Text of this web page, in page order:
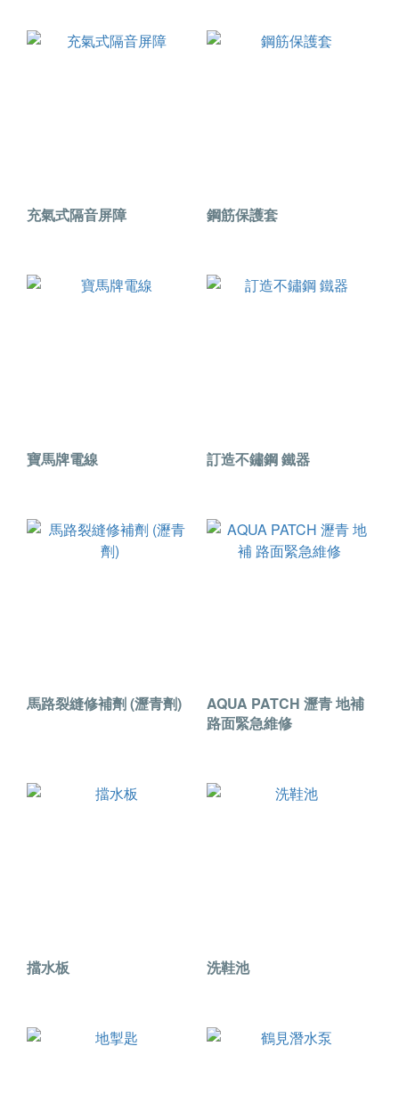
充氣式隔音屏障 鋼筋保護套
寶馬牌電線 訂造不鏽鋼 鐵器
馬路裂縫修補劑 (瀝青劑)
AQUA PATCH 瀝青 地補
路面緊急維修
擋水板 洗鞋池